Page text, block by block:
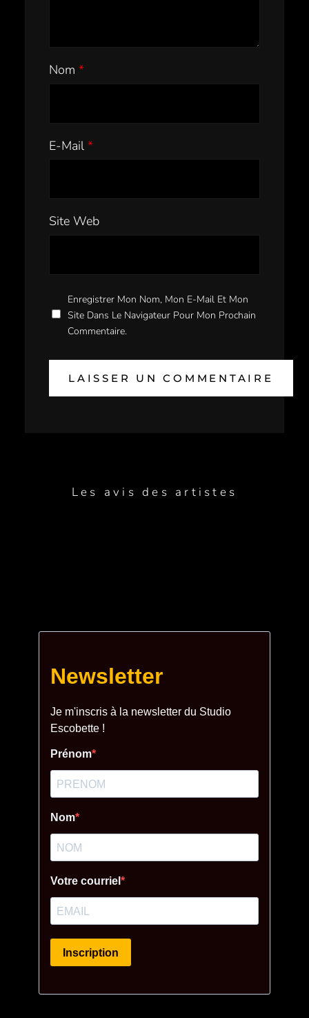
Nom *
E-Mail *
Site Web
Enregistrer Mon Nom, Mon E-Mail Et Mon
Site Dans Le Navigateur Pour Mon Prochain
Commentaire.
Les avis des artistes